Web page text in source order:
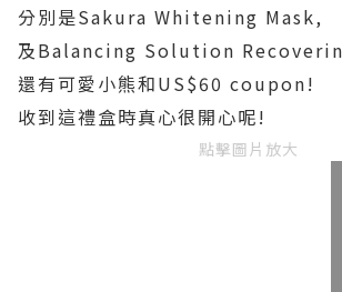
分別是Sakura Whitening Mask,
及Balancing Solution
還有可愛小熊和US$60 coupon!
收到這禮盒時真心很開心呢!
點擊圖片放大